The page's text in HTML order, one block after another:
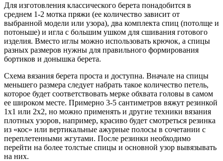
Для изготовления классического берета понадобится в
среднем 1-2 мотка пряжи (ее количество зависит от
выбранной модели или узора), два комплекта спиц (потолще и
потоньше) и игла с большим ушком для сшивания готового
изделия. Вместо иглы можно использовать крючок, а спицы
разных размеров нужны для правильного формирования
бортиков и донышка берета.
Схема вязания берета проста и доступна. Вначале на спицы
меньшего размера следует набрать такое количество петель,
которое будет соответствовать мерке обхвата головы в самом
ее широком месте. Примерно 3-5 сантиметров вяжут резинкой
1х1 или 2х2, но можно применять и другие техники вязания
плотных узоров, например, красиво будет смотреться резинка
из «кос» или вертикальные ажурные полосы в сочетании с
переплетенными жгутами. После резинки необходимо
перейти на более толстые спицы и основной узор вывязывать
на них.